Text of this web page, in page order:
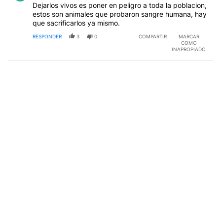
Dejarlos vivos es poner en peligro a toda la poblacion,
estos son animales que probaron sangre humana, hay
que sacrificarlos ya mismo.
RESPONDER 3 0 COMPARTIR
MARCAR
COMO
INAPROPIADO